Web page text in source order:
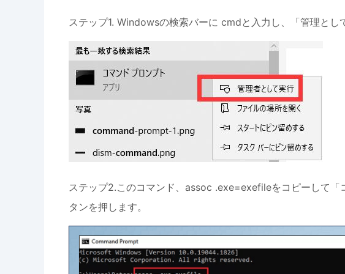
ステップ1. Windowsの検索バーに cmdと入力し、「管理とし
ステップ2.このコマンド、assoc .exe=exefileをコピーして
タンを押します。